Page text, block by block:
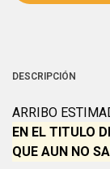
DESCRIPCIÓN
ARRIBO
EN EL TITULO
QUE AUN NO